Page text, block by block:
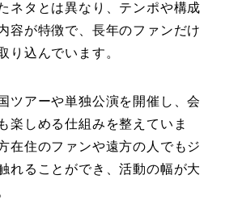
ネタとは異なり、テンポや構成
容が特徴で、長年のファンだけ
り込んでいます。
ツアーや単独公演を開催し、会
楽しめる仕組みを整えていま
在住のファンや遠方の人でもジ
れることができ、活動の幅が大